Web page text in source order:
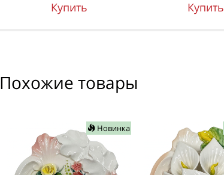
Купить Купить
Похожие товары
Новинка